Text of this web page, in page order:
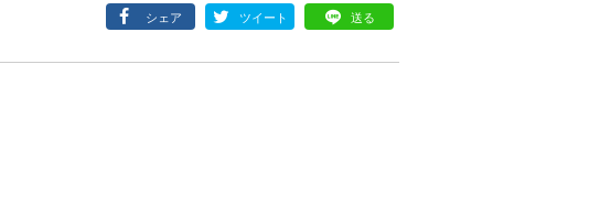
シェア ツイート 送る